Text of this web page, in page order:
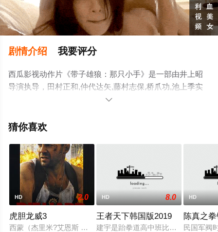
剧情介绍 我要评分
西瓜影视动作片《带子雄狼：那只小手》是一部由井上昭
导演执导，田村正和,仲代达矢,藤村志保,桥爪功,池上季实
子,石桥莲司,岩下志麻,河原崎长一郎,古手川祐子,益冈彻,田
情已揭晓（已完结），手机免费观看高清无删减完整版电
电视猫或剧情网等平台了解。

猜你喜欢
HD 2.0
虎胆龙威3
西蒙（杰里米?艾恩斯 饰）是个头脑慎密，心狠手毒的恐怖分子
HD 8.0
王者天下韩国版2019
建宇是跆拳道高中班比賽選手，正式
HD
陈真之
民国军阀